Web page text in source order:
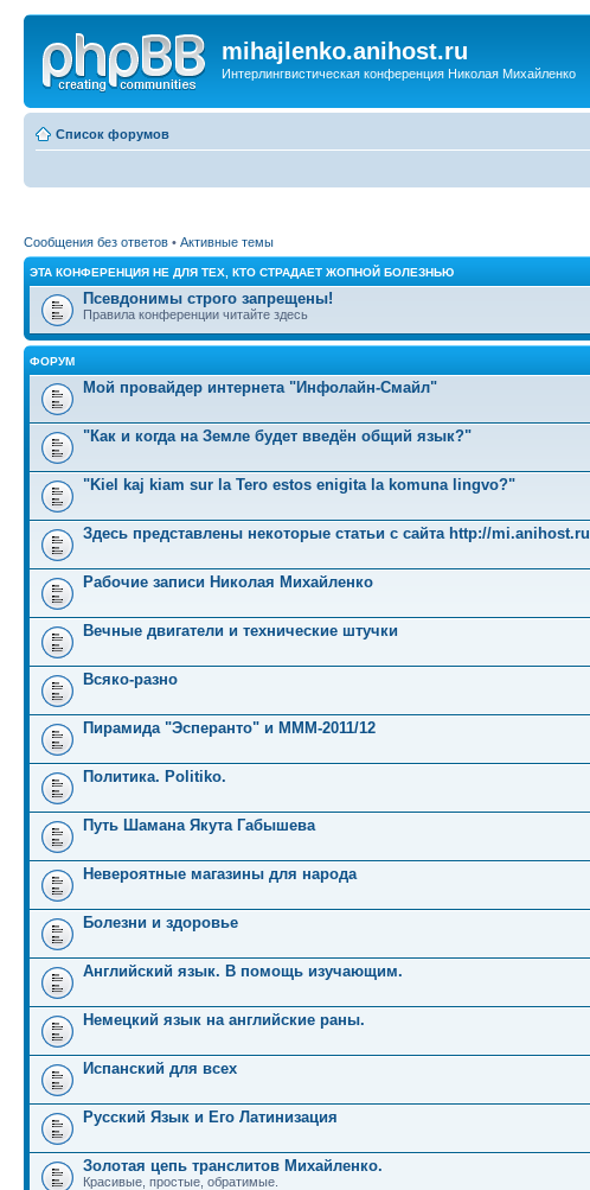
mihajlenko.anihost.ru
Интерлингвистическая конференция Николая Михайленко
Список форумов
Сообщения без ответов • Активные темы
ЭТА КОНФЕРЕНЦИЯ НЕ ДЛЯ ТЕХ, КТО СТРАДАЕТ ЖОПНОЙ БОЛЕЗНЬЮ
Псевдонимы строго запрещены!
Правила конференции читайте здесь
ФОРУМ
Мой провайдер интернета "Инфолайн-Смайл"
"Как и когда на Земле будет введён общий язык?"
"Kiel kaj kiam sur la Tero estos enigita la komuna lingvo?"
Здесь представлены некоторые статьи с сайта http://mi.anihost.ru
Рабочие записи Николая Михайленко
Вечные двигатели и технические штучки
Всяко-разно
Пирамида "Эсперанто" и MMM-2011/12
Политика. Politiko.
Путь Шамана Якута Габышева
Невероятные магазины для народа
Болезни и здоровье
Английский язык. В помощь изучающим.
Немецкий язык на английские раны.
Испанский для всех
Русский Язык и Его Латинизация
Золотая цепь транслитов Михайленко.
Красивые, простые, обратимые.